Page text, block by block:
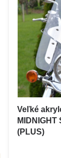
Veľké
MIDNIGHT
(PLUS)